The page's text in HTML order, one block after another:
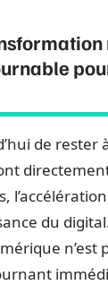
de rester à
du
n’est